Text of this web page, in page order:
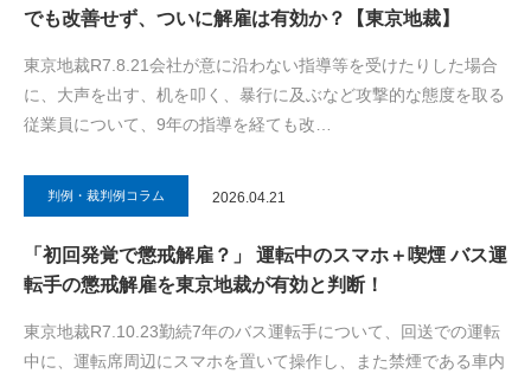
でも改善せず、ついに解雇は有効か？【東京地裁】
東京地裁R7.8.21会社が意に沿わない指導等を受けたりした場合
に、大声を出す、机を叩く、暴行に及ぶなど攻撃的な態度を取る
従業員について、9年の指導を経ても改…
判例・裁判例コラム 2026.04.21
「初回発覚で懲戒解雇？」 運転中のスマホ＋喫煙 バス運
転手の懲戒解雇を東京地裁が有効と判断！
東京地裁R7.10.23勤続7年のバス運転手について、回送での運転
中に、運転席周辺にスマホを置いて操作し、また禁煙である車内